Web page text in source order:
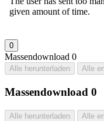
0
Massendownload 0
Alle herunterladen Alle
Massendownload 0
Alle herunterladen Alle